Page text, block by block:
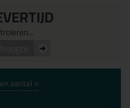
aantal >